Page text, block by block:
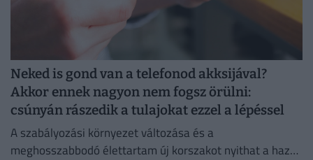
Neked is gond van a telefonod akksijával?
Akkor ennek nagyon nem fogsz örülni:
csúnyán rászedik a tulajokat ezzel a lépéssel
A szabályozási környezet változása és a
meghosszabbodó élettartam új korszakot nyithat a hazai